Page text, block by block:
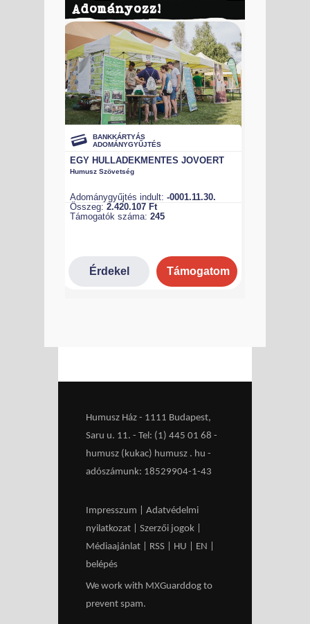
Adományozz!
Humusz Ház - 1111 Budapest,
Saru u. 11. - Tel: (1) 445 01 68 -
humusz (kukac) humusz . hu -
adószámunk: 18529904-1-43
Impresszum
Adatvédelmi
nyilatkozat
Szerzői jogok
Médiaajánlat
RSS HU EN
belépés
We work with MXGuarddog to
prevent spam.